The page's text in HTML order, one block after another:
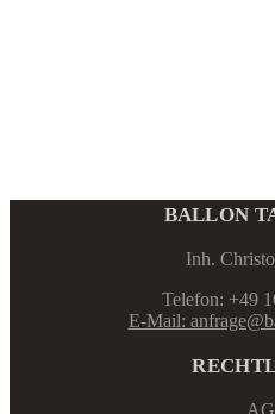
BALLON
Inh.
Telefon: +49
E-Mail: